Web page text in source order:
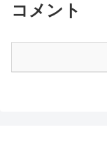
コメント